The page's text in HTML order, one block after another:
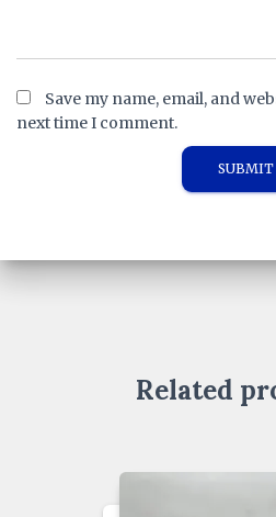
Save my name, email, and
next time I comment.
Related